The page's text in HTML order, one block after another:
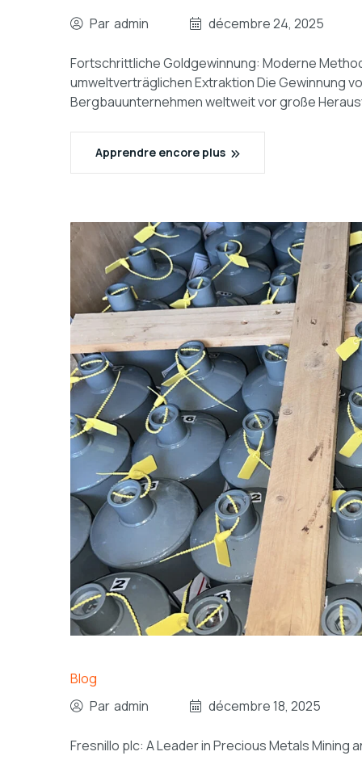
Par admin décembre 24, 2025
Fortschrittliche Goldgewinnung: Moderne
umweltverträglichen Extraktion Die Gewinnung
Bergbauunternehmen weltweit vor große
Apprendre encore plus
Blog
Par admin décembre 18, 2025
Fresnillo plc: A Leader in Precious Metals Mining